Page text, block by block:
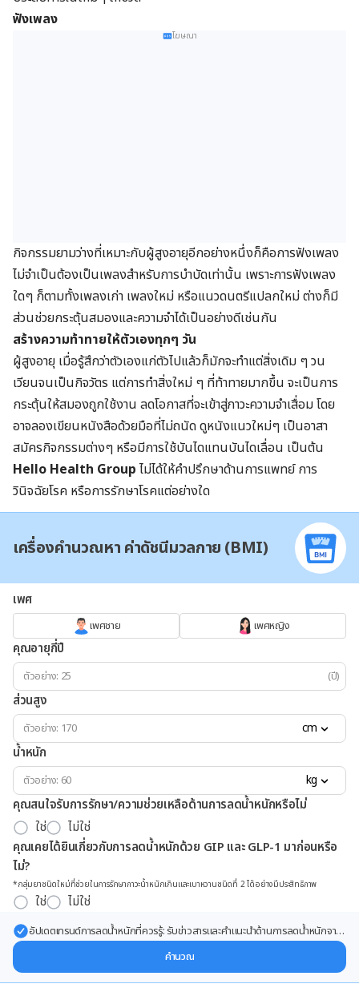
ฟังเพลง
โฆษณา
กิจกรรมยามว่างที่เหมาะกับผู้สูงอายุอีกอย่างหนึ่งก็คือการฟังเพลง
ไม่จำเป็นต้องเป็นเพลงสำหรับการบำบัดเท่านั้น เพราะการฟังเพลง
ใดๆ ก็ตามทั้งเพลงเก่า เพลงใหม่ หรือแนวดนตรีแปลกใหม่ ต่างก็มี
ส่วนช่วยกระตุ้นสมองและความจำได้เป็นอย่างดีเช่นกัน
สร้างความท้าทายให้ตัวเองทุกๆ วัน
ผู้สูงอายุ เมื่อรู้สึกว่าตัวเองแก่ตัวไปแล้วก็มักจะทำแต่สิ่งเดิม ๆ วน
เวียนจนเป็นกิจวัตร แต่การทำสิ่งใหม่ ๆ ที่ท้าทายมากขึ้น จะเป็นการ
กระตุ้นให้สมองถูกใช้งาน ลดโอกาสที่จะเข้าสู่ภาวะความจำเสื่อม โดย
อาจลองเขียนหนังสือด้วยมือที่ไม่ถนัด ดูหนังแนวใหม่ๆ เป็นอาสา
สมัครกิจกรรมต่างๆ หรือมีการใช้บันไดแทนบันไดเลื่อน เป็นต้น
Hello Health Group ไม่ได้ให้คำปรึกษาด้านการแพทย์ การ
วินิจฉัยโรค หรือการรักษาโรคแต่อย่างใด
เครื่องคำนวณหา ค่าดัชนีมวลกาย (BMI)
เพศ
เพศชาย เพศหญิง
คุณอายุกี่ปี
(ปี)
ส่วนสูง
cm
น้ำหนัก
kg
คุณสนใจรับการรักษา/ความช่วยเหลือด้านการลดน้ำหนักหรือไม่
ใช่
ไม่ใช่
คุณเคยได้ยินเกี่ยวกับการลดน้ำหนักด้วย GIP และ GLP-1 มาก่อนหรือ
ไม่?
*กลุ่มยาชนิดใหม่ที่ช่วยในการรักษาภาวะน้ำหนักเกินและเบาหวานชนิดที่ 2 ได้อย่างมีประสิทธิภาพ
ใช่ ไม่ใช่
อัปเดตเทรนด์การลดน้ำหนักที่ควรรู้: รับข่าวสารและคำแนะนำด้านการลดน้ำหนักจาก
คำนวณ